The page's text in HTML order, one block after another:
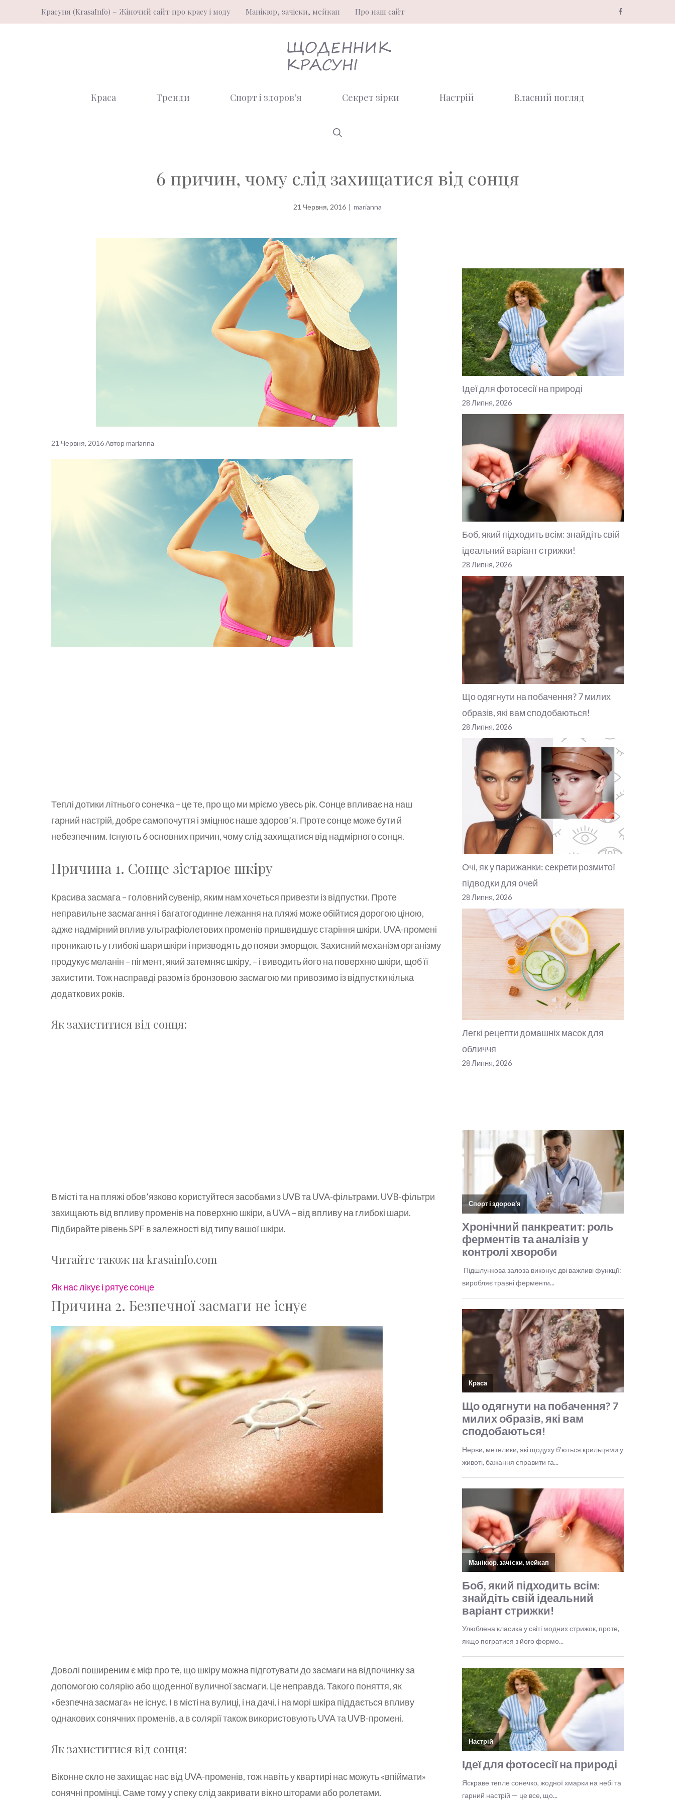
до
Красуня (KrasaInfo) – Жіночий сайт про красу і моду Манікюр, зачіски, мейкап Про наш сайт
Краса Тренди Спорт і здоров’я Секрет зірки Настрій Власний погляд
6 причин, чому слід захищатися від сонця
21 Червня, 2016 | marianna
21 Червня, 2016Авторmarianna
Теплі дотики літнього сонечка – це те, про що ми мріємо увесь рік. Сонце впливає на наш
гарний настрій, добре самопочуття і зміцнює наше здоров’я. Проте сонце може бути й
небезпечним. Існують 6 основних причин, чому слід захищатися від надмірного сонця.
Причина 1. Сонце зістарює шкіру
Красива засмага – головний сувенір, яким нам хочеться привезти із відпустки. Проте
неправильне засмагання і багатогодинне лежання на пляжі може обійтися дорогою ціною,
адже надмірний вплив ультрафіолетових променів пришвидшує старіння шкіри. UVA-промені
проникають у глибокі шари шкіри і призводять до появи зморщок. Захисний механізм організму
продукує меланін – пігмент, який затемняє шкіру, – і виводить його на поверхню шкіри, щоб її
захистити. Тож насправді разом із бронзовою засмагою ми привозимо із відпустки кілька
додаткових років.
Як захиститися від сонця:
В місті та на пляжі обов’язково користуйтеся засобами з UVB та UVA-фільтрами. UVB-фільтри
захищають від впливу променів на поверхню шкіри, а UVA – від впливу на глибокі шари.
Підбирайте рівень SPF в залежності від типу вашої шкіри.
Читайте також на krasainfo.com
Як нас лікує і рятує сонце
Причина 2. Безпечної засмаги не існує
Доволі поширеним є міф про те, що шкіру можна підготувати до засмаги на відпочинку за
допомогою солярію або щоденної вуличної засмаги. Це неправда. Такого поняття, як
«безпечна засмага» не існує. І в місті на вулиці, і на дачі, і на морі шкіра піддається впливу
однакових сонячних променів, а в солярії також використовують UVA та UVB-промені.
Як захиститися від сонця:
Віконне скло не захищає нас від UVA-променів, тож навіть у квартирі нас можуть «впіймати»
сонячні промінці. Саме тому у спеку слід закривати вікно шторами або ролетами.
Ідеї для фотосесії на природі
28 Липня, 2026
Боб, який підходить всім: знайдіть свій
ідеальний варіант стрижки!
28 Липня, 2026
Що одягнути на побачення? 7 милих
образів, які вам сподобаються!
28 Липня, 2026
Очі, як у парижанки: секрети розмитої
підводки для очей
28 Липня, 2026
Легкі рецепти домашніх масок для
обличчя
28 Липня, 2026